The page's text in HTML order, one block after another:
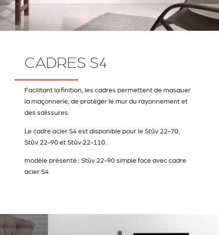
CADRES S4
Facilitant la finition, les cadres permettent de masquer
la maçonnerie, de protéger le mur du rayonnement et
des salissures.
Le cadre acier S4 est disponible pour le Stûv 22-70,
Stûv 22-90 et Stûv 22-110.
modèle présenté : Stûv 22-90 simple face avec cadre
acier S4